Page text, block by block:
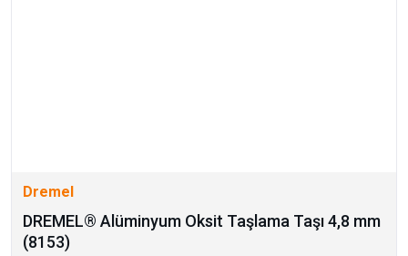
Dremel
DREMEL® Alüminyum Oksit Taşlama Taşı 4,8 mm
(8153)